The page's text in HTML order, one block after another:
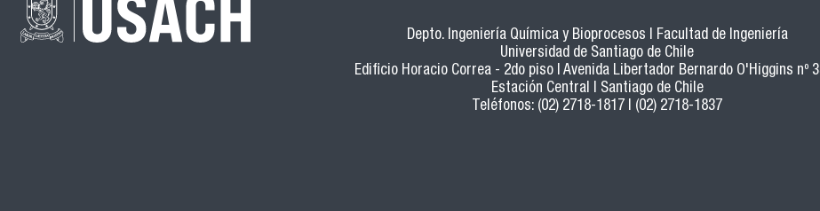
Depto. Ingeniería Química y Bioprocesos | Facultad de Ingeniería
Universidad de Santiago de Chile
Edificio Horacio Correa - 2do piso | Avenida Libertador Bernardo O'Higgins nº
Estación Central | Santiago de Chile
Teléfonos: (02) 2718-1817 | (02) 2718-1837